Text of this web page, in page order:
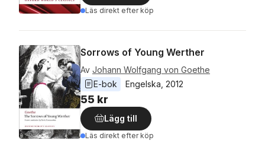
Läs direkt efter köp
Sorrows of Young Werther
Av Johann Wolfgang von Goethe
E-bok
Engelska 2012
55 kr
Lägg till
Läs direkt efter köp